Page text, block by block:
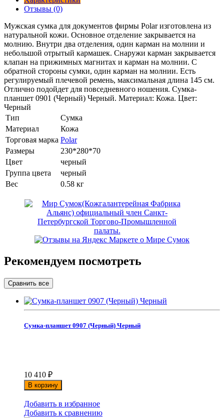
Отзывы (0)
Мужская сумка для документов фирмы Polar изготовлена из
натуральной кожи. Основное отделение закрывается на
молнию. Внутри два отделения, один карман на молнии и
небольшой отрытый кармашек. Снаружи карман закрывается
клапан на прижимных магнитах и карман на молнии. С
обратной стороны сумки, один карман на молнии. Есть
регулируемый плечевой ремень, максимальная длина 145 см.
Отлично подойдет для повседневного ношения. Сумка-
планшет 0901 (Черный) Черный. Материал: Кожа. Цвет:
Черный
Тип
Сумка
Материал
Кожа
Торговая марка Polar
Размеры
230*280*70
Цвет
черный
Группа цвета
черный
Вес
0.58 кг
Рекомендуем посмотреть
Сумка-планшет 0907 (Черный) Черный
10 410 ₽
В корзину
Добавить в избранное
Добавить к сравнению